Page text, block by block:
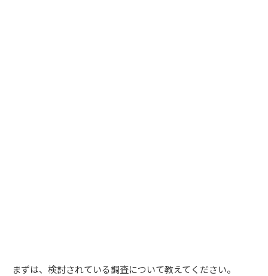
まずは、検討されている調査について教えてください。